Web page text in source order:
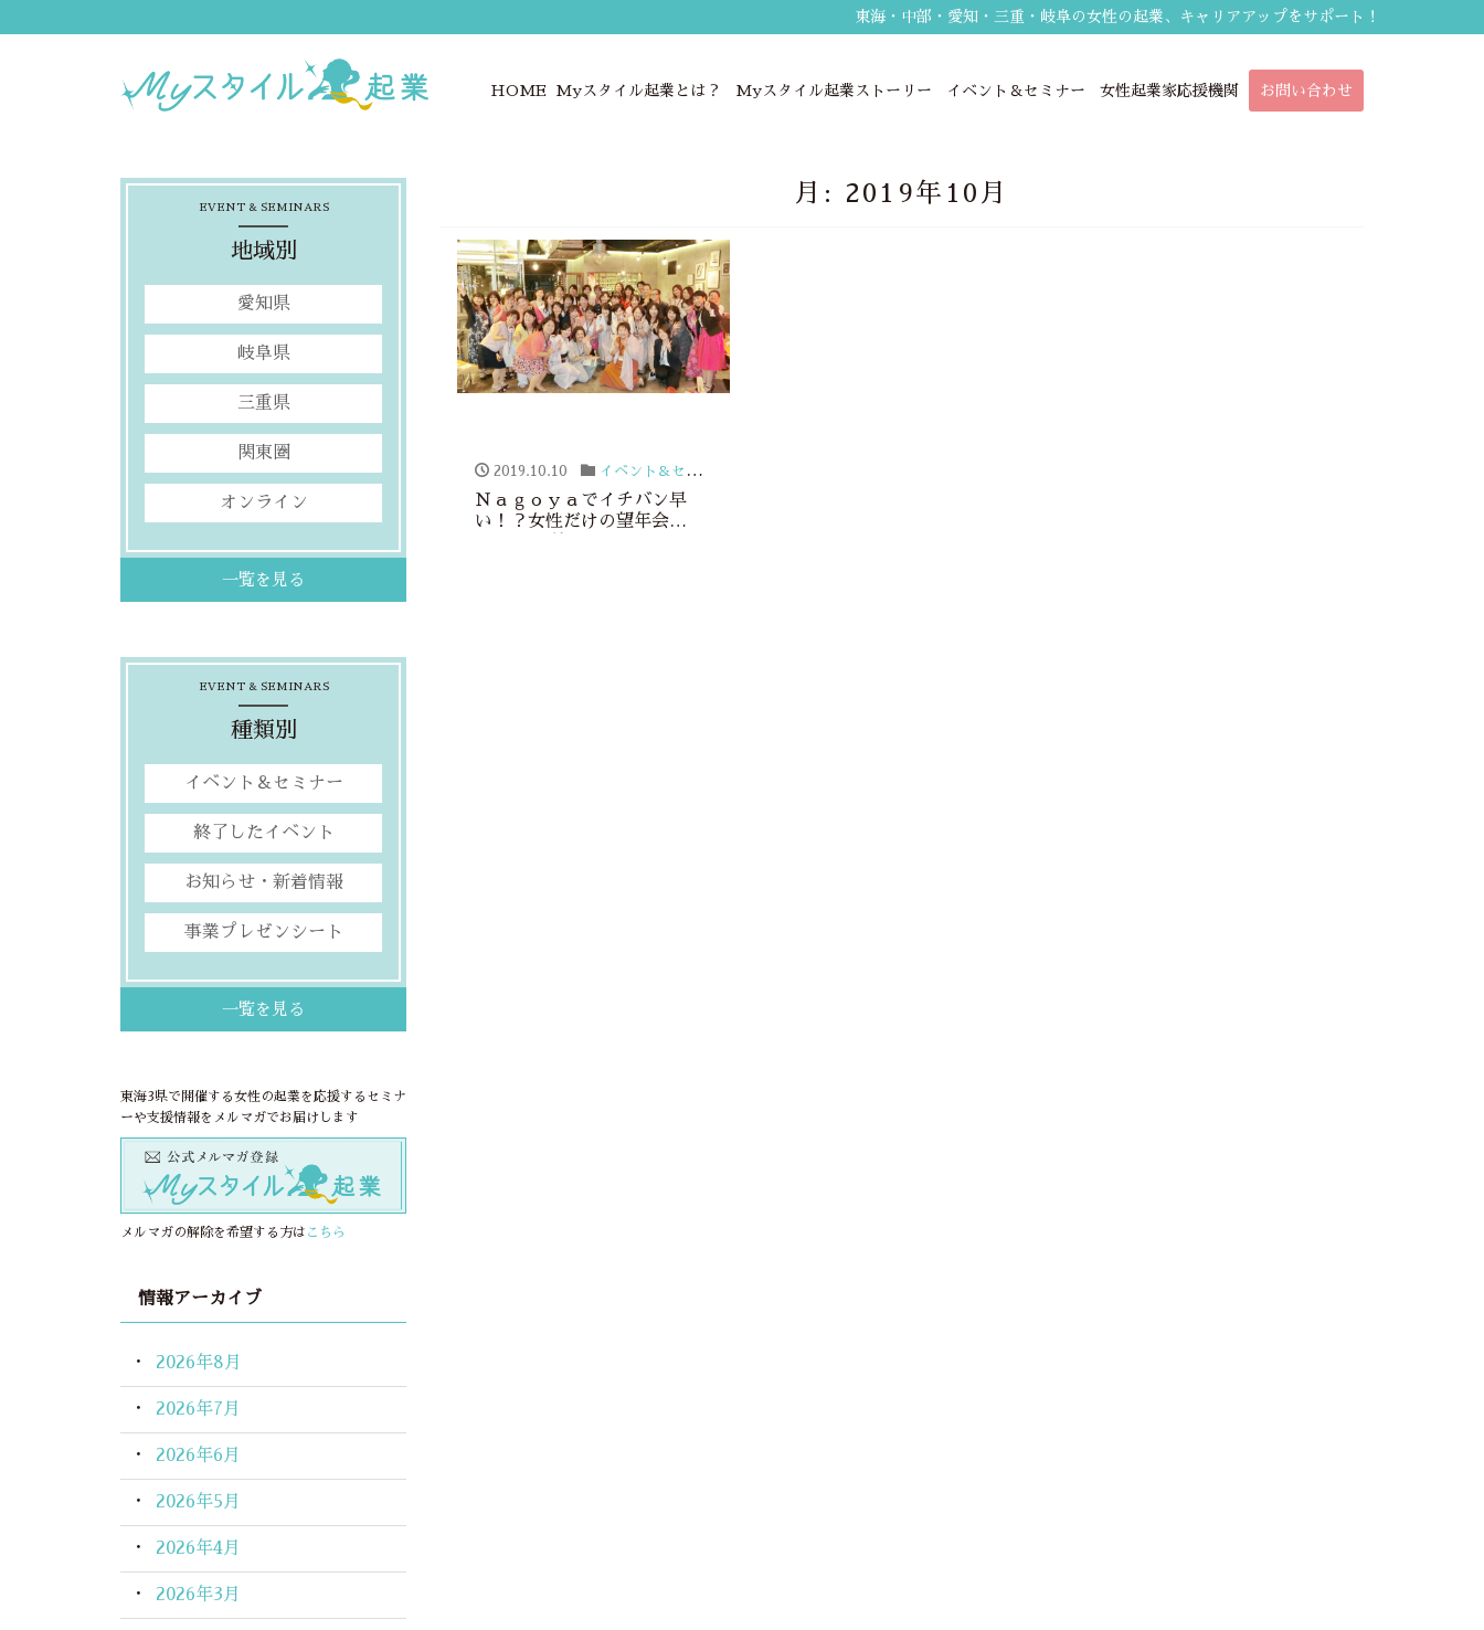
東海・中部・愛知・三重・岐阜の女性の起業、キャリアアップをサポート！
HOME Myスタイル起業とは？ Myスタイル起業ストーリー イベント＆セミナー 女性起業家応援機関 お問い合わせ
月: 2019年10月
2019.10.10 イベント＆セミナー
Ｎａｇｏｙａでイチバン早
い！？女性だけの望年会
EVENT & SEMINARS
地域別
愛知県
岐阜県
三重県
関東圏
オンライン
一覧を見る
EVENT & SEMINARS
種類別
イベント＆セミナー
終了したイベント
お知らせ・新着情報
事業プレゼンシート
一覧を見る
東海3県で開催する女性の起業を応援するセミナ
ーや支援情報をメルマガでお届けします
メルマガの解除を希望する方は こちら
情報アーカイブ
2026年8月
2026年7月
2026年6月
2026年5月
2026年4月
2026年3月